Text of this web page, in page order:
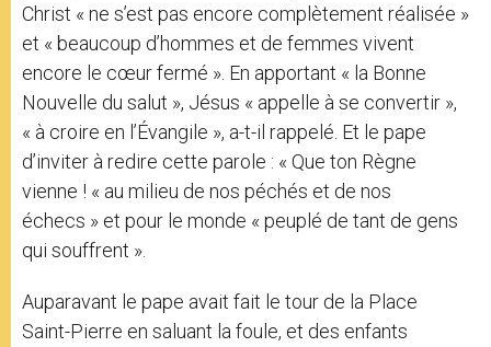
Christ « ne s’est pas encore complètement réalisée »
et « beaucoup d’hommes et de femmes vivent
encore le cœur fermé ». En apportant « la Bonne
Nouvelle du salut », Jésus « appelle à se convertir »,
« à croire en l’Évangile », a-t-il rappelé. Et le pape
d’inviter à redire cette parole : « Que ton Règne
vienne ! « au milieu de nos péchés et de nos
échecs » et pour le monde « peuplé de tant de gens
qui souffrent ».
Auparavant le pape avait fait le tour de la Place
Saint-Pierre en saluant la foule, et des enfants